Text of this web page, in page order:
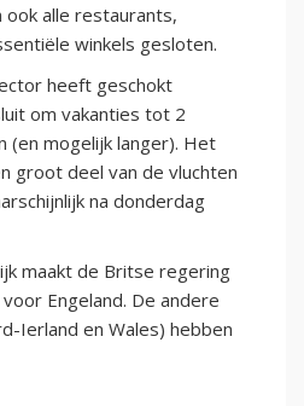
ook alle restaurants,
winkels gesloten.
heeft geschokt
om vakanties tot 2
(en mogelijk langer). Het
groot deel van de vluchten
na donderdag
maakt de Britse regering
Engeland. De andere
Ierland en Wales) hebben